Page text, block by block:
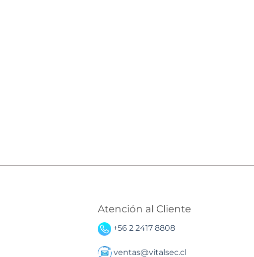
Atención al Cliente
+56 2 2417 8808
ventas@vitalsec.cl